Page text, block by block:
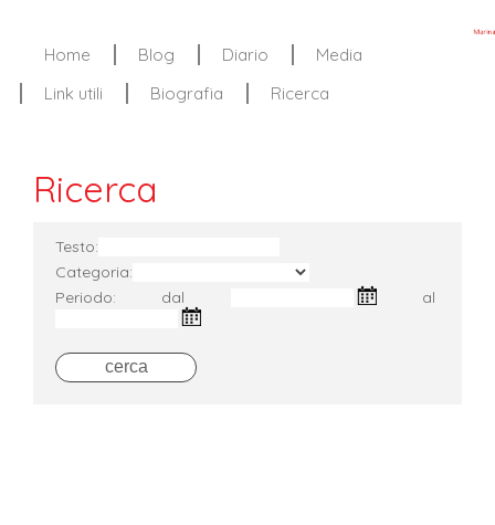
Home Blog Diario
Media
Link utili
Biografia Ricerca
Ricerca
Testo:
Categoria:
Periodo: dal
al
cerca